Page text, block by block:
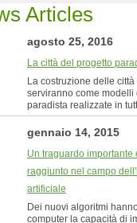
Articles
agosto 25, 2016
La città del progetto
La costruzione delle città
serviranno come modelli
paradista realizzate in
gennaio 14, 2015
Un traguardo importante
raggiunto nel campo
artificiale
Dei nuovi algoritmi
computer la capacità di